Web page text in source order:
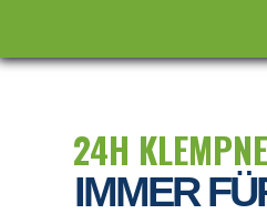
24H
IMMER